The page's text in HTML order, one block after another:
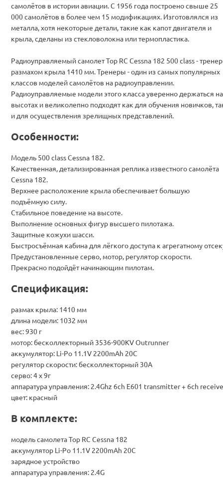
самолётов в истории авиации. С 1956 года построено свыше 25
000 самолётов в более чем 15 модификациях. Изготовлялся из
металла, хотя некоторые детали, такие как капот двигателя и
крыла, сделаны из стекловолокна или термопластика.
Радиоуправляемый самолет Top RC Cessna 182 500 class -
размахом крыла 1410 мм. Тренеры - один из самых популярных
классов моделей самолётов на радиоуправлении.
Радиоуправляемые модели этого класса уверенно держаться на
высотах и великолепно подходят как для обучения новичков,
и для осуществления зрелищных представлений.
Особенности:
Модель 500 class Cessna 182.
Качественная, детализированная реплика известного самолёта
Cessna 182.
Верхнее расположение крыла обеспечивает большую
подъёмную силу.
Стабильное поведение на высоте.
Выполнение основных фигур высшего пилотажа.
Защитные кожухи шасси.
Быстросъёмная кабина для лёгкого доступа к агрегатному
Предустановленные серво, мотор, регулятор скорости.
Прекрасно подойдёт начинающим пилотам.
Спецификация:
размах крыла: 1410 мм
длина модели: 1032 мм
вес: 930 г
мотор: бесколлекторный 3536-900KV Outrunner
аккумулятор: Li-Po 11.1V 2200mAh 20C
регулятор скорости: бесколлекторный 30A
серво: 4 х 9г
аппаратура управления: 2.4Ghz 6ch E601 transmitter + 6ch
цвет: красный
В комплекте:
модель самолета Top RC Cessna 182
аккумулятор Li-Po 11.1V 2200mAh 20C
зарядное устройство
аппаратура управления: 2.4G